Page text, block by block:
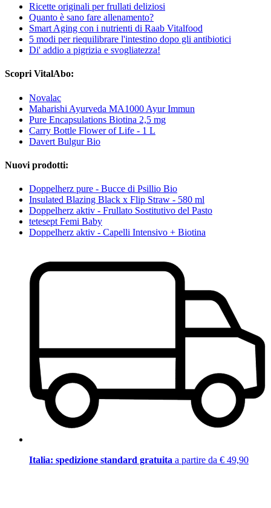
Ricette originali per frullati deliziosi
Quanto è sano fare allenamento?
Smart Aging con i nutrienti di Raab Vitalfood
5 modi per riequilibrare l'intestino dopo gli antibiotici
Di' addio a pigrizia e svogliatezza!
Scopri VitalAbo:
Novalac
Maharishi Ayurveda MA1000 Ayur Immun
Pure Encapsulations Biotina 2,5 mg
Carry Bottle Flower of Life - 1 L
Davert Bulgur Bio
Nuovi prodotti:
Doppelherz pure - Bucce di Psillio Bio
Insulated Blazing Black x Flip Straw - 580 ml
Doppelherz aktiv - Frullato Sostitutivo del Pasto
tetesept Femi Baby
Doppelherz aktiv - Capelli Intensivo + Biotina
Italia: spedizione standard gratuita a partire da € 49,90